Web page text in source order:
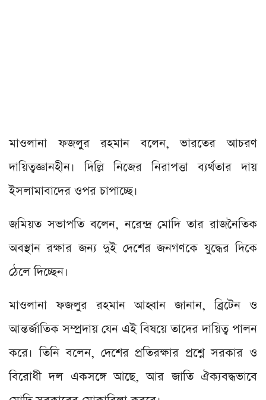
মাওলানা ফজলুর রহমান বলেন, ভারতের আচরণ
দায়িত্বজ্ঞানহীন। দিল্লি নিজের নিরাপত্তা ব্যর্থতার দায়
ইসলামাবাদের ওপর চাপাচ্ছে।
জমিয়ত সভাপতি বলেন, নরেন্দ্র মোদি তার রাজনৈতিক
অবস্থান রক্ষার জন্য দুই দেশের জনগণকে যুদ্ধের দিকে
ঠেলে দিচ্ছেন।
মাওলানা ফজলুর রহমান আহ্বান জানান, ব্রিটেন ও
আন্তর্জাতিক সম্প্রদায় যেন এই বিষয়ে তাদের দায়িত্ব পালন
করে। তিনি বলেন, দেশের প্রতিরক্ষার প্রশ্নে সরকার ও
বিরোধী দল একসঙ্গে আছে, আর জাতি ঐক্যবদ্ধভাবে